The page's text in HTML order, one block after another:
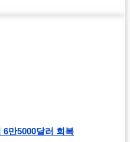
만5000달러 회복